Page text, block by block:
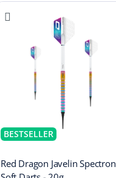
BESTSELLER
Red Dragon Javelin Spectron